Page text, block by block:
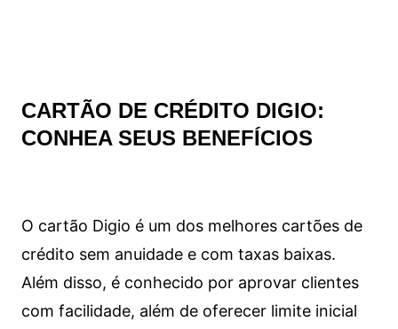
CARTÃO DE CRÉDITO DIGIO:
CONHEA SEUS BENEFÍCIOS
O cartão Digio é um dos melhores cartões de
crédito sem anuidade e com taxas baixas.
Além disso, é conhecido por aprovar clientes
com facilidade, além de oferecer limite inicial